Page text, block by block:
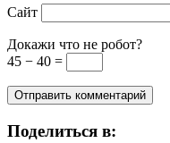
Сайт
Докажи что не робот?
45 − 40 =
Поделиться в: